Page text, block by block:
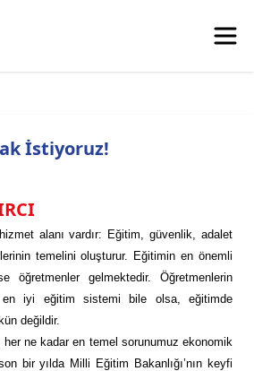
İstiyoruz!
alanı vardır: Eğitim, güvenlik, adalet
temelini oluşturur. Eğitimin en önemli
öğretmenler gelmektedir. Öğretmenlerin
en iyi eğitim sistemi bile olsa, eğitimde
değildir.
her ne kadar en temel sorunumuz ekonomik
bir yılda Milli Eğitim Bakanlığı’nın keyfi